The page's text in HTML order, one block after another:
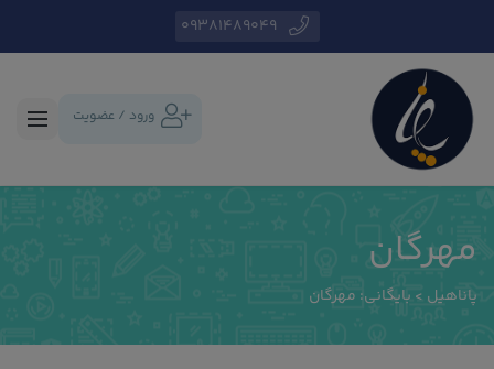
09381489049
ورود / عضویت
مهرگان
پاناهیل > بایگانی: مهرگان